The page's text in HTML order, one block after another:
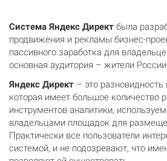
Система Яндекс Директ была
продвижения и рекламы бизнес-
пассивного заработка для
основная аудитория – жители
Яндекс Директ – это
которая имеет большое количество
инструментов аналитики,
владельцами площадок для
Практически все пользователи
системой, и не подозревают, что